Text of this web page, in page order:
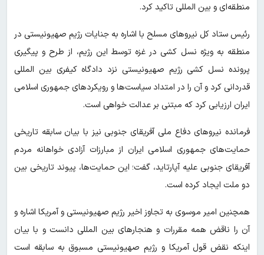
منطقه‌ای و بین المللی تاکید کرد.
رئیس ستاد کل نیروهای مسلح با اشاره به جنایات رژیم صهیونیستی در
منطقه به ویژه نسل کشی در غزه توسط این رژیم، از طرح و پیگیری
پرونده نسل کشی رژیم صهیونیستی نزد دادگاه کیفری بین المللی
قدردانی کرد و آن را در امتداد سیاست‌ها و رویکردهای جمهوری اسلامی
ایران ارزیابی کرد که مبتنی بر عدالت خواهی است.
فرمانده نیروهای دفاع ملی آفریقای جنوبی نیز با بیان سابقه تاریخی
حمایت‌های جمهوری اسلامی ایران از مبارزات آزادی خواهانه مردم
آفریقای جنوبی علیه آپارتاید، گفت؛ این حمایت‌ها، پیوند تاریخی بین
دو ملت ایجاد کرده است.
همچنین امیر موسوی به تجاوز اخیر رژیم صهیونیستی و آمریکا اشاره و
آن را ناقض همه مقررات و هنجارهای بین المللی دانست و با بیان
اینکه نقض قول آمریکا و رژیم صهیونیستی مسبوق به سابقه است